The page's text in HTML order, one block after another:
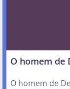
O homem de
O homem de